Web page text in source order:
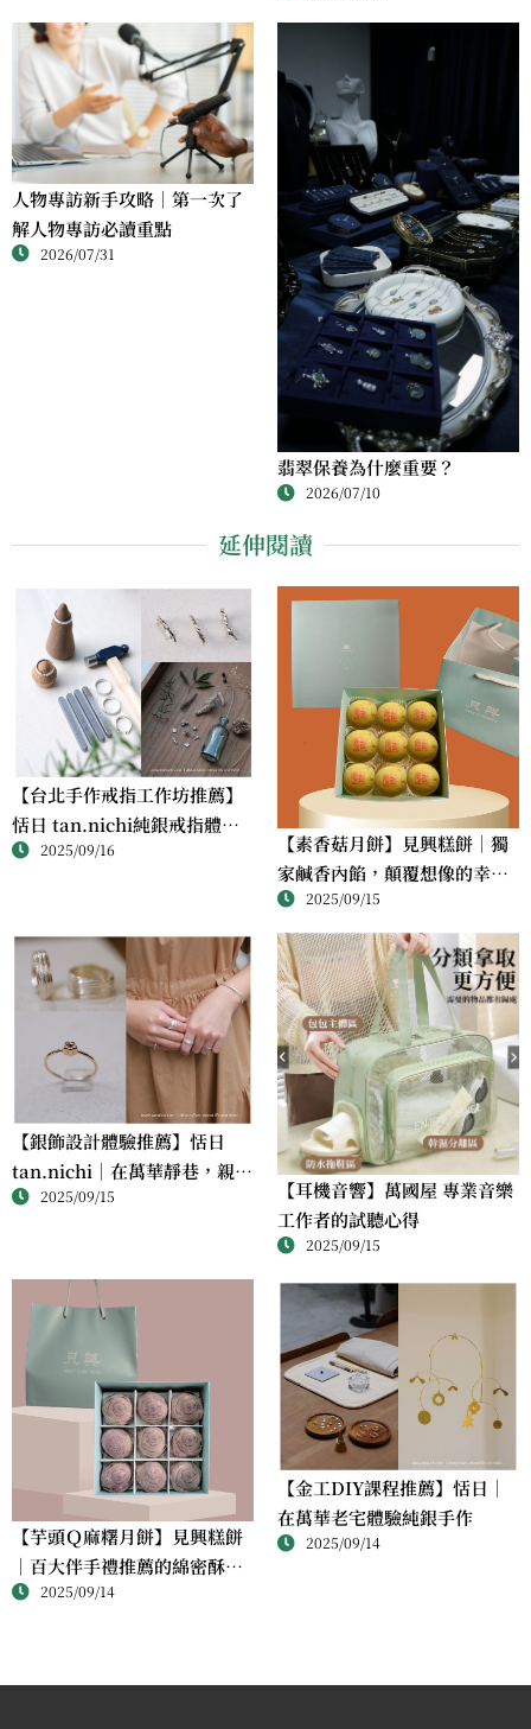
人物專訪新手攻略｜第一次了
解人物專訪必讀重點
2026/07/31
翡翠保養為什麼重要？
2026/07/10
延伸閱讀
【台北手作戒指工作坊推薦】
恬日 tan.nichi純銀戒指體驗
｜情侶・朋友一起完成的金工
2025/09/16
【素香菇月餅】見興糕餅｜獨
家鹹香內餡，顛覆想像的幸福
滋味2025/09/15
【銀飾設計體驗推薦】恬日
tan.nichi｜在萬華靜巷，親手
完成屬於自己的銀戒
2025/09/15
【耳機音響】萬國屋 專業音樂
工作者的試聽心得
2025/09/15
【芋頭Ｑ麻糬月餅】見興糕餅
｜百大伴手禮推薦的綿密酥香
新體驗2025/09/14
【金工DIY課程推薦】恬日｜
在萬華老宅體驗純銀手作
2025/09/14